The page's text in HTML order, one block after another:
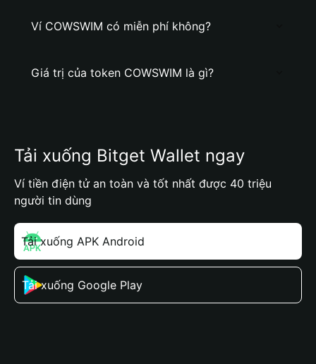
Ví COWSWIM có miễn phí không?
Giá trị của token COWSWIM là gì?
Tải xuống Bitget Wallet ngay
Ví tiền điện tử an toàn và tốt nhất được 40 triệu
người tin dùng
Tải xuống APK Android
Tải xuống Google Play